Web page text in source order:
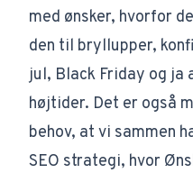
med ønsker, hvorfor
den til bryllupper,
jul, Black Friday og ja
højtider. Det er også
behov, at vi sammen
SEO strategi, hvor